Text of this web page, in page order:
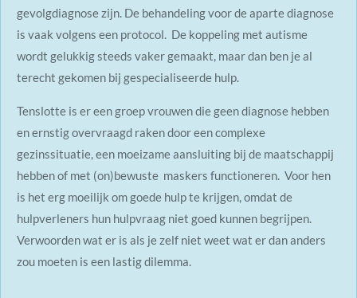
gevolgdiagnose zijn. De behandeling voor de aparte diagnose
is vaak volgens een protocol. De koppeling met autisme
wordt gelukkig steeds vaker gemaakt, maar dan ben je al
terecht gekomen bij gespecialiseerde hulp.
Tenslotte is er een groep vrouwen die geen diagnose hebben
en ernstig overvraagd raken door een complexe
gezinssituatie, een moeizame aansluiting bij de maatschappij
hebben of met (on)bewuste maskers functioneren. Voor hen
is het erg moeilijk om goede hulp te krijgen, omdat de
hulpverleners hun hulpvraag niet goed kunnen begrijpen.
Verwoorden wat er is als je zelf niet weet wat er dan anders
zou moeten is een lastig dilemma.